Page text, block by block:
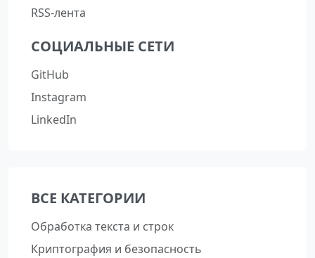
RSS-лента
СОЦИАЛЬНЫЕ СЕТИ
GitHub
Instagram
LinkedIn
ВСЕ КАТЕГОРИИ
Обработка текста и строк
Криптография и безопасность